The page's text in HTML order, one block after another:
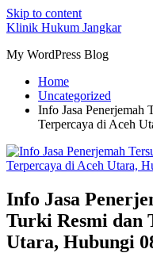
Skip to content
Klinik Hukum Jangkar
My WordPress Blog
Home
Uncategorized
Info Jasa Penerjemah
Terpercaya di Aceh
Info Jasa
Turki Resmi dan
Utara, Hubungi